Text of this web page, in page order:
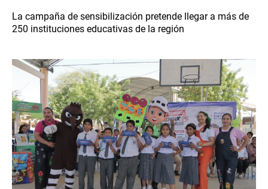
La campaña de sensibilización pretende llegar a más de
250 instituciones educativas de la región